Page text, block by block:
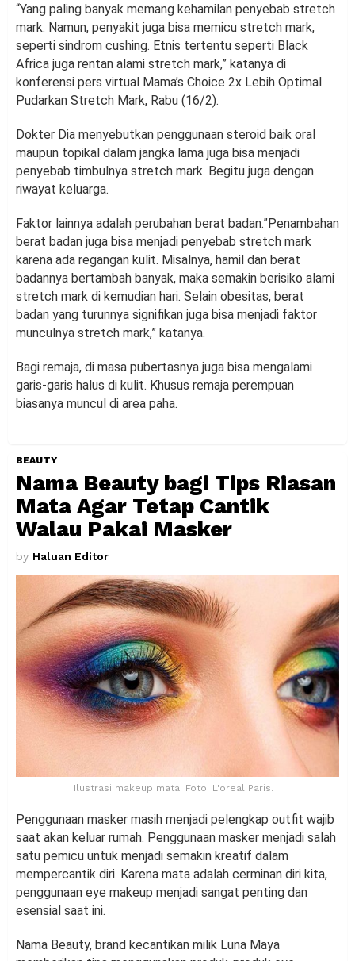
“Yang paling banyak memang kehamilan penyebab stretch
mark. Namun, penyakit juga bisa memicu stretch mark,
seperti sindrom cushing. Etnis tertentu seperti Black
Africa juga rentan alami stretch mark,” katanya di
konferensi pers virtual Mama’s Choice 2x Lebih Optimal
Pudarkan Stretch Mark, Rabu (16/2).
Dokter Dia menyebutkan penggunaan steroid baik oral
maupun topikal dalam jangka lama juga bisa menjadi
penyebab timbulnya stretch mark. Begitu juga dengan
riwayat keluarga.
Faktor lainnya adalah perubahan berat badan.”Penambahan
berat badan juga bisa menjadi penyebab stretch mark
karena ada regangan kulit. Misalnya, hamil dan berat
badannya bertambah banyak, maka semakin berisiko alami
stretch mark di kemudian hari. Selain obesitas, berat
badan yang turunnya signifikan juga bisa menjadi faktor
munculnya stretch mark,” katanya.
Bagi remaja, di masa pubertasnya juga bisa mengalami
garis-garis halus di kulit. Khusus remaja perempuan
biasanya muncul di area paha.
BEAUTY
Nama Beauty bagi Tips Riasan
Mata Agar Tetap Cantik
Walau Pakai Masker
by Haluan Editor
Ilustrasi makeup mata. Foto: L'oreal Paris.
Penggunaan masker masih menjadi pelengkap outfit wajib
saat akan keluar rumah. Penggunaan masker menjadi salah
satu pemicu untuk menjadi semakin kreatif dalam
mempercantik diri. Karena mata adalah cerminan diri kita,
penggunaan eye makeup menjadi sangat penting dan
esensial saat ini.
Nama Beauty, brand kecantikan milik Luna Maya